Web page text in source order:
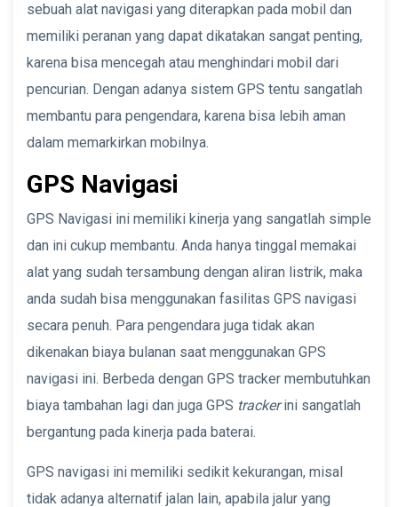
sebuah alat navigasi yang diterapkan pada mobil dan
memiliki peranan yang dapat dikatakan sangat penting,
karena bisa mencegah atau menghindari mobil dari
pencurian. Dengan adanya sistem GPS tentu sangatlah
membantu para pengendara, karena bisa lebih aman
dalam memarkirkan mobilnya.
GPS Navigasi
GPS Navigasi ini memiliki kinerja yang sangatlah simple
dan ini cukup membantu. Anda hanya tinggal memakai
alat yang sudah tersambung dengan aliran listrik, maka
anda sudah bisa menggunakan fasilitas GPS navigasi
secara penuh. Para pengendara juga tidak akan
dikenakan biaya bulanan saat menggunakan GPS
navigasi ini. Berbeda dengan GPS tracker membutuhkan
biaya tambahan lagi dan juga GPS trackerini sangatlah
bergantung pada kinerja pada baterai.
GPS navigasi ini memiliki sedikit kekurangan, misal
tidak adanya alternatif jalan lain, apabila jalur yang